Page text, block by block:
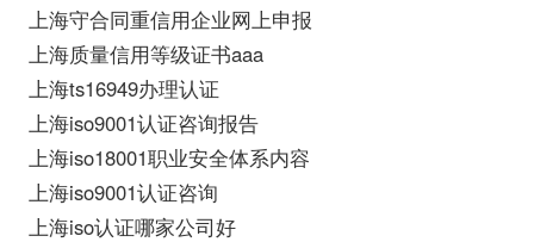
上海守合同重信用企业网上申报
上海质量信用等级证书aaa
上海ts16949办理认证
上海iso9001认证咨询报告
上海iso18001职业安全体系内容
上海iso9001认证咨询
上海iso认证哪家公司好